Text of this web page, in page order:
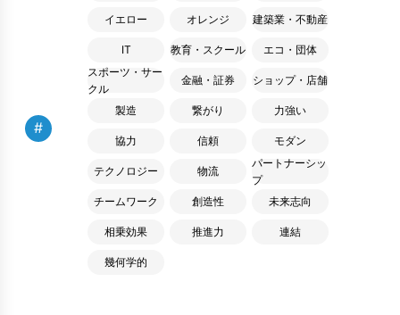
#
イエロー オレンジ 建築業・不動産
IT 教育・スクール
エコ・団体
スポーツ・サー
クル
金融・証券 ショップ・店舗
製造 繋がり 力強い
協力 信頼 モダン
テクノロジー 物流
パートナーシッ
プ
チームワーク
創造性 未来志向
相乗効果 推進力 連結
幾何学的